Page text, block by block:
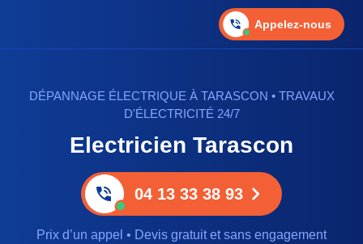
Appelez-nous
DÉPANNAGE ÉLECTRIQUE À TARASCON • TRAVAUX
D'ÉLECTRICITÉ 24/7
Electricien Tarascon
04 13 33 38 93
Prix d’un appel • Devis gratuit et sans engagement